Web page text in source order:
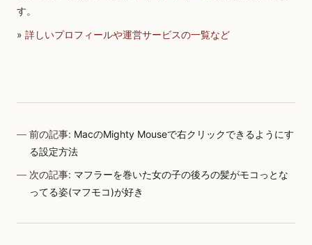
す。
» 詳しいプロフィールや運営サービスの一覧など
前の記事: MacのMighty Mouseで右クリックできるようにす
る設定方法
次の記事: マフラーを巻いた女の子の後ろの髪がモコっとな
ってる姿(マフモコ)が好き